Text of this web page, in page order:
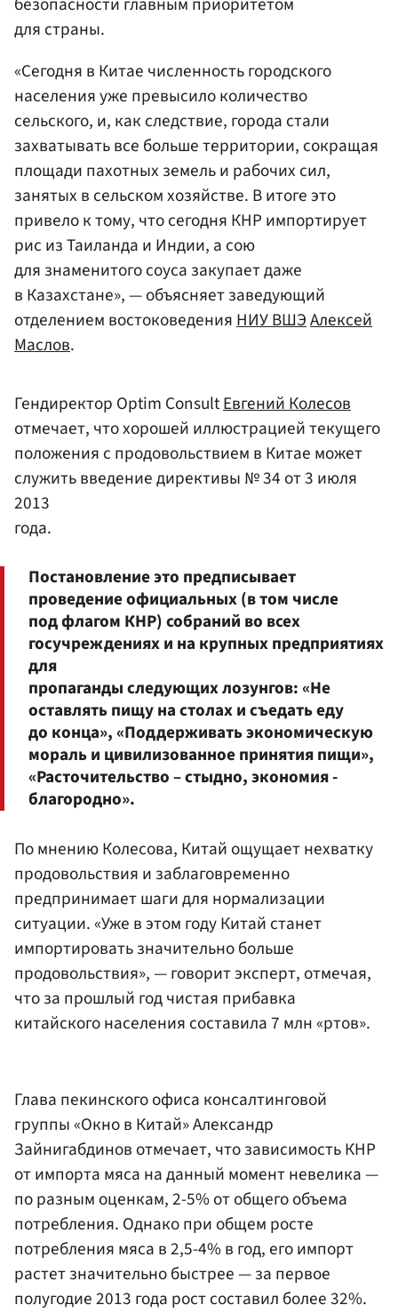
для страны.
«Сегодня в Китае численность городского
населения уже превысило количество
сельского, и, как следствие, города стали
захватывать все больше территории, сокращая
площади пахотных земель и рабочих сил,
занятых в сельском хозяйстве. В итоге это
привело к тому, что сегодня КНР импортирует
рис из Таиланда и Индии, а сою
для знаменитого соуса закупает даже
в Казахстане», — объясняет заведующий
отделением востоковеденияНИУ ВШЭАлексей
Маслов.
Гендиректор Optim ConsultЕвгений Колесов
отмечает, что хорошей иллюстрацией текущего
положения с продовольствием в Китае может
служить введение директивы № 34 от 3 июля
2013
года.
Постановление это предписывает
проведение официальных (в том числе
под флагом КНР) собраний во всех
госучреждениях и на крупных предприятиях
для
пропаганды следующих лозунгов: «Не
оставлять пищу на столах и съедать еду
до конца», «Поддерживать экономическую
мораль и цивилизованное принятия пищи»,
«Расточительство – стыдно, экономия -
благородно».
По мнению Колесова, Китай ощущает нехватку
продовольствия и заблаговременно
предпринимает шаги для нормализации
ситуации. «Уже в этом году Китай станет
импортировать значительно больше
продовольствия», — говорит эксперт, отмечая,
что за прошлый год чистая прибавка
китайского населения составила 7 млн «ртов».
Глава пекинского офиса консалтинговой
группы «Окно в Китай» Александр
Зайнигабдинов отмечает, что зависимость КНР
от импорта мяса на данный момент невелика —
по разным оценкам, 2-5% от общего объема
потребления. Однако при общем росте
потребления мяса в 2,5-4% в год, его импорт
растет значительно быстрее — за первое
полугодие 2013 года рост составил более 32%.